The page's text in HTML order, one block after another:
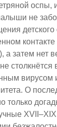
оспы,
не
контакте
а затем нет
столкнётся
вирусом
О
только
XVII–XIX